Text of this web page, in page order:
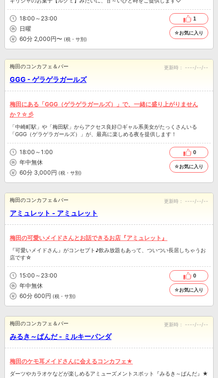
18:00～23:00
日曜
60分 2,000円〜 (税・サ別)
1
☆お気に入り
GGG - ゲラゲラガールズ
梅田のコンカフェ＆バー 更新時： ----/--/--
梅田にある「GGG（ゲラゲラガールズ）」で、一緒に盛り上がりません
か？☆彡
「中崎町駅」や「梅田駅」からアクセス良好◎ギャル系美女がたっくさんいる
「GGG（ゲラゲラガールズ）」が、最高に楽しめる夜を提供します！
18:00～1:00
年中無休
60分 3,000円 (税・サ別)
0
☆お気に入り
アミュレット - アミュレット
梅田のコンカフェ＆バー 更新時： ----/--/--
梅田の可愛いメイドさんとお話できるお店『アミュレット』
『可愛いメイドさん』がコンセプト♪飲み放題もあって、ついつい長居しちゃうお
店です☆
15:00～23:00
年中無休
60分 600円 (税・サ別)
0
☆お気に入り
みるき～ぱんだ - ミルキーパンダ
梅田のコンカフェ＆バー 更新時： ----/--/--
梅田のケモ耳メイドさんに会えるコンカフェ★
ダーツやカラオケなどが楽しめるアミューズメントスポット『みるき～ぱんだ』★